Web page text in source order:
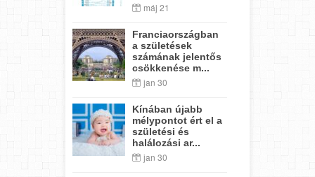
máj 21
Franciaországban
a születések
számának jelentős
csökkenése m...
jan 30
Kínában újabb
mélypontot ért el a
születési és
halálozási ar...
jan 30